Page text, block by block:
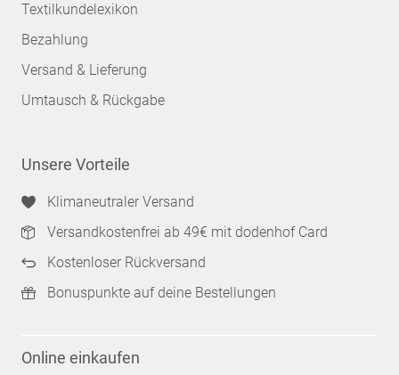
Textilkundelexikon
Bezahlung
Versand & Lieferung
Umtausch & Rückgabe
Unsere Vorteile
Klimaneutraler Versand
Versandkostenfrei ab 49€ mit dodenhof Card
Kostenloser Rückversand
Bonuspunkte auf deine Bestellungen
Online einkaufen